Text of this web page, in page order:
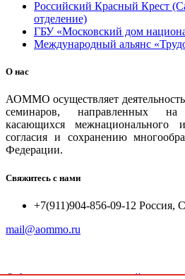
Российский Красный Крест
отделение)
ГБУ «Московский дом
Международный альянс
О нас
АОММО осуществляет
семинаров, направленных на
касающихся межнационального
согласия и сохранению
Федерации.
Свяжитесь с нами
+7(911)904-856-09-12 Россия,
mail@aommo.ru